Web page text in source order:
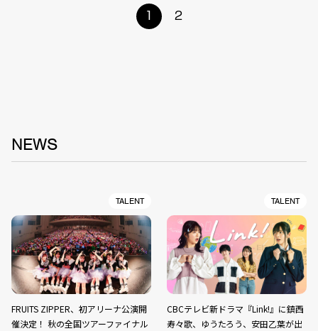
1 2
NEWS
TALENT
FRUITS ZIPPER、初アリーナ公演開
催決定！ 秋の全国ツアーファイナル
TALENT
CBCテレビ新ドラマ『Link!』に鎮西
寿々歌、ゆうたろう、安田乙葉が出